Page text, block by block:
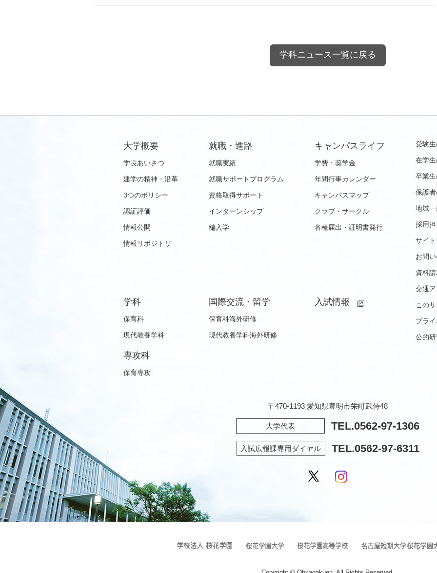
学科ニュース一覧に戻る
大学概要
学長あいさつ
建学の精神・沿革
3つのポリシー
認証評価
情報公開
情報リポジトリ
学科
保育科
現代教養学科
専攻科
保育専攻
就職・進路
就職実績
就職サポートプログラム
資格取得サポート
インターンシップ
編入学
国際交流・留学
保育科海外研修
現代教養学科海外研修
キャンパスライフ
学費・奨学金
年間行事カレンダー
キャンパスマップ
クラブ・サークル
各種届出・証明書発行
入試情報
受験
在学
卒業
保護
地域
採用
サイ
お問
資料
交通
この
プラ
公的
〒470-1193 愛知県豊明市栄町武侍48
大学代表 TEL.0562-97-1306
入試広報課専用ダイヤル TEL.0562-97-6311